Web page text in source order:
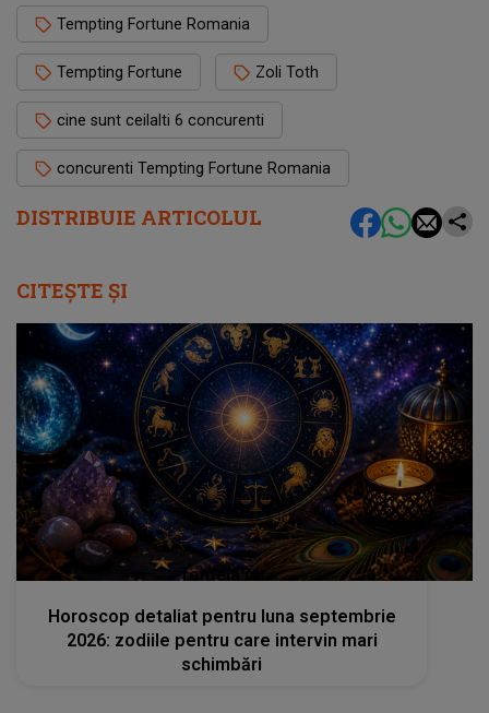
DISTRIBUIE ARTICOLUL
Tempting Fortune Romania
Tempting Fortune Zoli Toth
cine sunt ceilalti 6 concurenti
concurenti Tempting Fortune Romania
CITEȘTE ȘI
femeia.ro
Horoscop detaliat pentru luna septembrie
2026: zodiile pentru care intervin mari
schimbări